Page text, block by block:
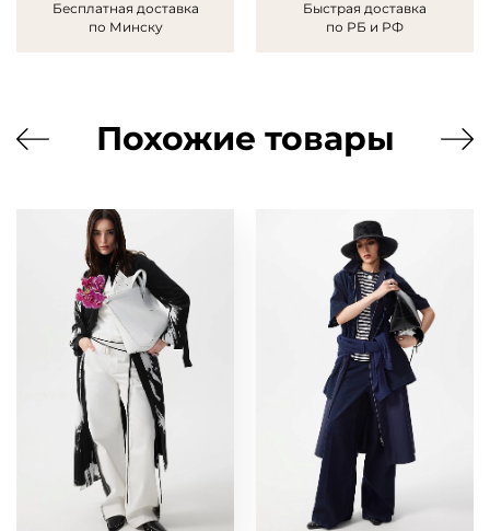
Бесплатная доставка
по Минску
Быстрая доставка
по РБ и РФ
Похожие товары